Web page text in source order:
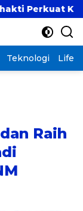
Kolaborasi
Teknologi
Raih